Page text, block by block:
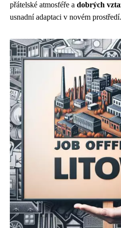
přátelské atmosféře a dobrých
usnadní adaptaci v novém prostředí.